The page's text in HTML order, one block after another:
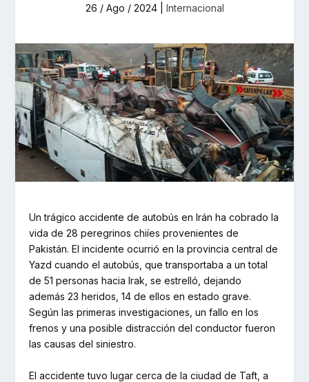
26 / Ago / 2024| Internacional
Un trágico accidente de autobús en Irán ha cobrado la
vida de 28 peregrinos chiíes provenientes de
Pakistán. El incidente ocurrió en la provincia central de
Yazd cuando el autobús, que transportaba a un total
de 51 personas hacia Irak, se estrelló, dejando
además 23 heridos, 14 de ellos en estado grave.
Según las primeras investigaciones, un fallo en los
frenos y una posible distracción del conductor fueron
las causas del siniestro.
El accidente tuvo lugar cerca de la ciudad de Taft, a